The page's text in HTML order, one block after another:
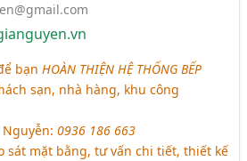
bạnHOÀN THIỆN HỆ THỐNG BẾP
sạn, nhà hàng, khu công
Nguyễn:0936 186 663
sát mặt bằng, tư vấn chi tiết, thiết kế